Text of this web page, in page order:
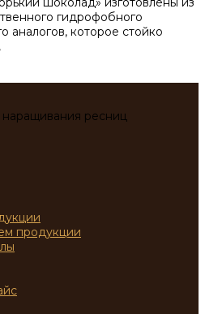
гидрофобного
которое стойко
ресниц
продукции